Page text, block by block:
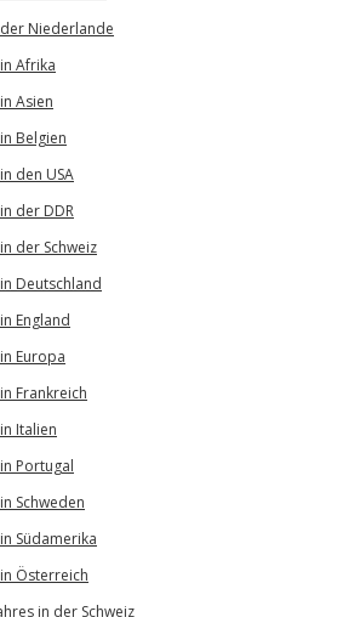
Niederlande
Afrika
Asien
Belgien
den USA
der DDR
der Schweiz
Deutschland
England
Europa
Frankreich
Italien
Portugal
Schweden
Südamerika
Österreich
in der Schweiz